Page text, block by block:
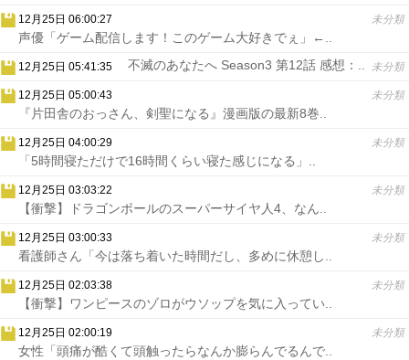
12月25日 06:00:27 未分類
声優「ゲーム配信します！このゲーム大好きでぇ」←..
12月25日 05:41:35 未分類
不滅のあなたへ Season3 第12話 感想：..
12月25日 05:00:43 未分類
『片田舎のおっさん、剣聖になる』漫画版の最新8巻..
12月25日 04:00:29 未分類
「5時間寝ただけで16時間くらい寝た感じになる」..
12月25日 03:03:22 未分類
【衝撃】ドラゴンボールのスーパーサイヤ人4、なん..
12月25日 03:00:33 未分類
看護師さん「今は落ち着いた時間だし、多めに休憩し..
12月25日 02:03:38 未分類
【衝撃】ワンピースのゾロがウソップを気に入ってい..
12月25日 02:00:19 未分類
女性「頭痛が酷くて頭触ったらなんか膨らんでるんで..